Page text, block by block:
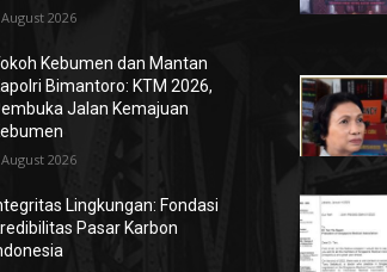
2026
Kebumen dan Mantan
Bimantoro: KTM 2026,
Jalan Kemajuan
2026
Lingkungan: Fondasi
Pasar Karbon